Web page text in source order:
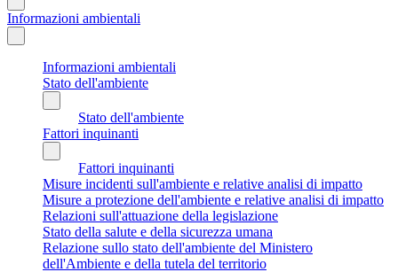
Informazioni ambientali
Informazioni ambientali
Stato dell'ambiente
Stato dell'ambiente
Fattori inquinanti
Fattori inquinanti
Misure incidenti sull'ambiente e relative analisi di impatto
Misure a protezione dell'ambiente e relative analisi di impatto
Relazioni sull'attuazione della legislazione
Stato della salute e della sicurezza umana
Relazione sullo stato dell'ambiente del Ministero
dell'Ambiente e della tutela del territorio